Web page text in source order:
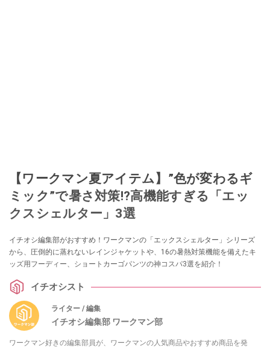
【ワークマン夏アイテム】”色が変わるギ
ミック”で暑さ対策!?高機能すぎる「エッ
クスシェルター」3選
イチオシ編集部がおすすめ！ワークマンの「エックスシェルター」シリーズ
から、圧倒的に蒸れないレインジャケットや、16の暑熱対策機能を備えたキ
ッズ用フーディー、ショートカーゴパンツの神コスパ3選を紹介！
イチオシスト
ライター / 編集
イチオシ編集部 ワークマン部
ワークマン好きの編集部員が、ワークマンの人気商品やおすすめ商品を発